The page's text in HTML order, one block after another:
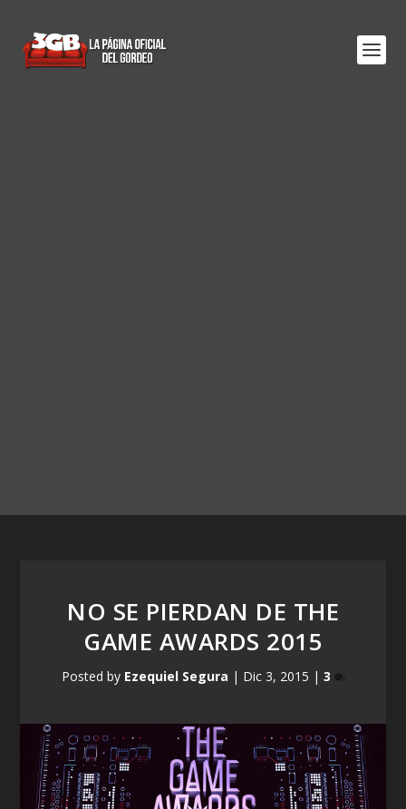
NO SE PIERDAN DE THE
GAME AWARDS 2015
Posted by Ezequiel Segura | Dic 3, 2015 | 3